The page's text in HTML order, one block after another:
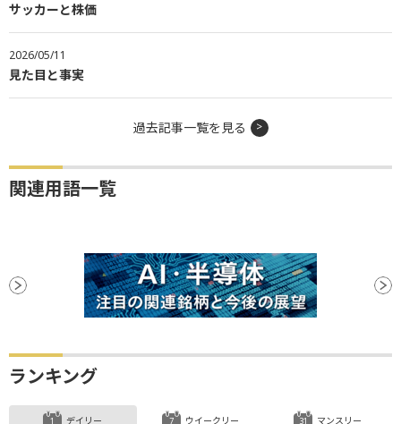
サッカーと株価
2026/05/11
見た目と事実
過去記事一覧を見る
関連用語一覧
ランキング
デイリー ウイークリー マンスリー